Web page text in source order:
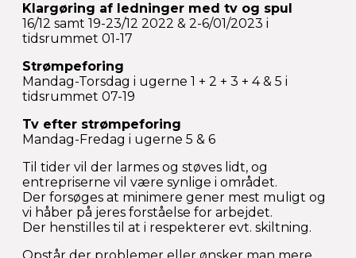
Klargøring af ledninger med tv og spul
16/12 samt 19-23/12 2022 & 2-6/01/2023 i
tidsrummet 01-17
Strømpeforing
Mandag-Torsdag i ugerne 1 + 2 + 3 + 4 & 5 i
tidsrummet 07-19
Tv efter strømpeforing
Mandag-Fredag i ugerne 5 & 6
Til tider vil der larmes og støves lidt, og
entrepriserne vil være synlige i området.
Der forsøges at minimere gener mest muligt og
vi håber på jeres forståelse for arbejdet.
Der henstilles til at i respekterer evt. skiltning.